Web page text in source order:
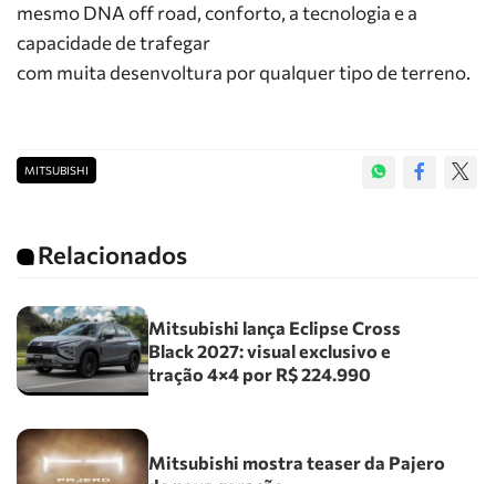
mesmo DNA off road, conforto, a tecnologia e a
capacidade de trafegar
com muita desenvoltura por qualquer tipo de terreno.
MITSUBISHI
Relacionados
Mitsubishi lança Eclipse Cross
Black 2027: visual exclusivo e
tração 4×4 por R$ 224.990
Mitsubishi mostra teaser da Pajero